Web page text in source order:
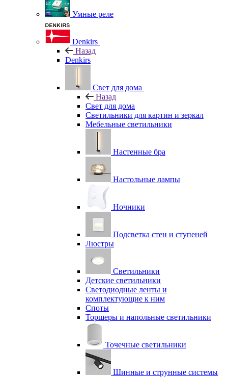
Умные реле
Denkirs
Назад
Denkirs
Свет для дома
Назад
Свет для дома
Светильники для картин и зеркал
Мебельные светильники
Настенные бра
Настольные лампы
Ночники
Подсветка стен и ступеней
Люстры
Светильники
Детские светильники
Светодиодные ленты и
комплектующие к ним
Споты
Торшеры и напольные светильники
Точечные светильники
Шинные и струнные системы